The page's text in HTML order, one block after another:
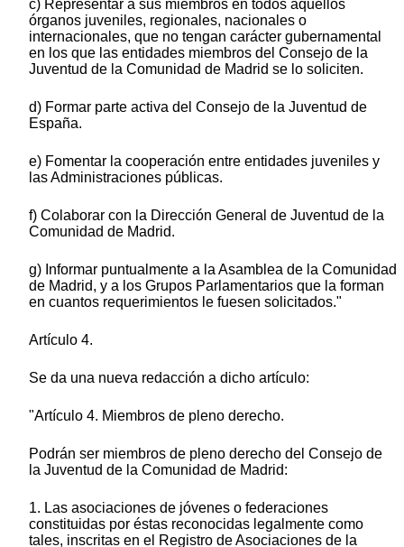
c) Representar a sus miembros en todos aquellos
órganos juveniles, regionales, nacionales o
internacionales, que no tengan carácter gubernamental
en los que las entidades miembros del Consejo de la
Juventud de la Comunidad de Madrid se lo soliciten.
d) Formar parte activa del Consejo de la Juventud de
España.
e) Fomentar la cooperación entre entidades juveniles y
las Administraciones públicas.
f) Colaborar con la Dirección General de Juventud de la
Comunidad de Madrid.
g) Informar puntualmente a la Asamblea de la Comunidad
de Madrid, y a los Grupos Parlamentarios que la forman
en cuantos requerimientos le fuesen solicitados."
Artículo 4.
Se da una nueva redacción a dicho artículo:
"Artículo 4. Miembros de pleno derecho.
Podrán ser miembros de pleno derecho del Consejo de
la Juventud de la Comunidad de Madrid:
1. Las asociaciones de jóvenes o federaciones
constituidas por éstas reconocidas legalmente como
tales, inscritas en el Registro de Asociaciones de la